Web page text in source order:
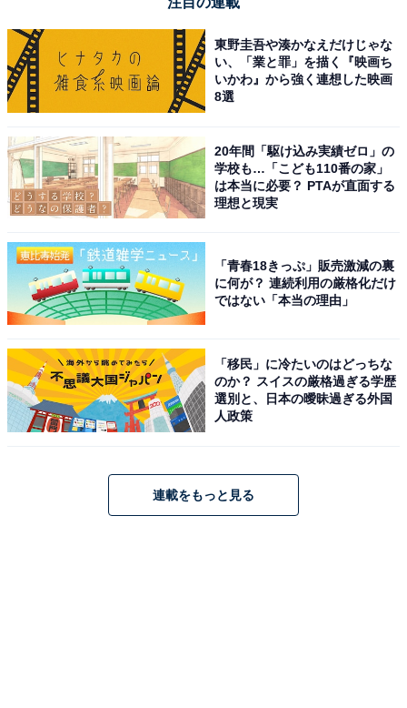
「子供を連れて行ってみたいと思いました。梅雨で
も問題なく楽しめると思います」（30代女性／静岡
県）
「屋内エリアで海の生き物たちのショーや展示を楽
しみたい」（60代女性／滋賀県）
「水族館なので梅雨の雨の日でも天候を気にせず、
屋内で大迫力のシャチやイルカのパフォーマンスを
快適に楽しめる」（40代女性／鹿児島県）
※回答者からのコメントは原文ママです
※記事内容は執筆時点のものです。最新の内容をご確認
東野圭吾や湊かなえだけじゃな
い、「業と罪」を描く『映画ち
いかわ』から強く連想した映画
8選
20年間「駆け込み実績ゼロ」の
学校も…「こども110番の家」
は本当に必要？ PTAが直面する
理想と現実
「青春18きっぷ」販売激減の裏
に何が？ 連続利用の厳格化だけ
ではない「本当の理由」
「移民」に冷たいのはどっちな
のか？ スイスの厳格過ぎる学歴
選別と、日本の曖昧過ぎる外国
人政策
連載をもっと見る